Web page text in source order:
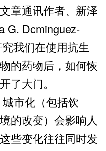
章通讯作者、新泽
G. Dominguez-
我们在使用抗生
的药物后，如何恢
了大门。
市化（包括饮
的改变）会影响人
些变化往往同时发